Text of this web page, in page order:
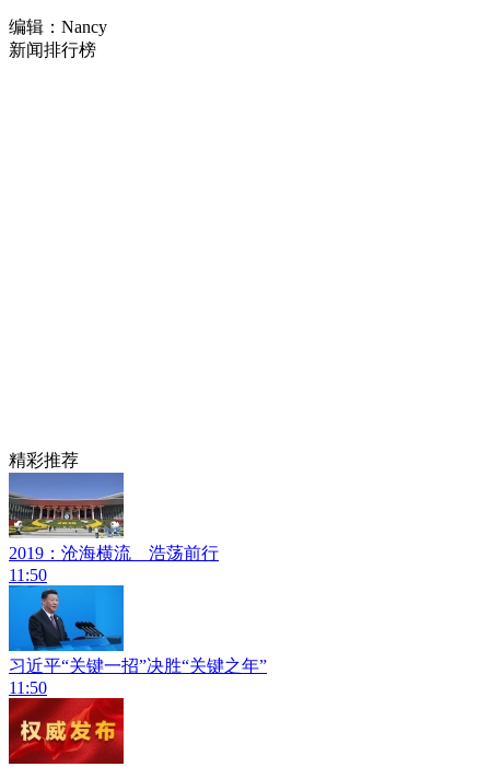
编辑：Nancy
新闻排行榜
精彩推荐
2019：沧海横流 浩荡前行
11:50
习近平“关键一招”决胜“关键之年”
11:50